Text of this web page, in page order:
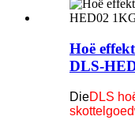
Hoë
DLS-
DieDLS